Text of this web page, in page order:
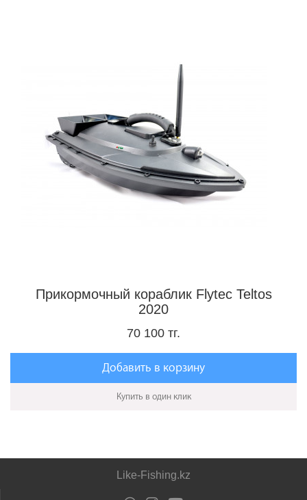
Прикормочный кораблик Flytec Teltos
2020
70 100 тг.
Добавить в корзину
Купить в один клик
Like-Fishing.kz